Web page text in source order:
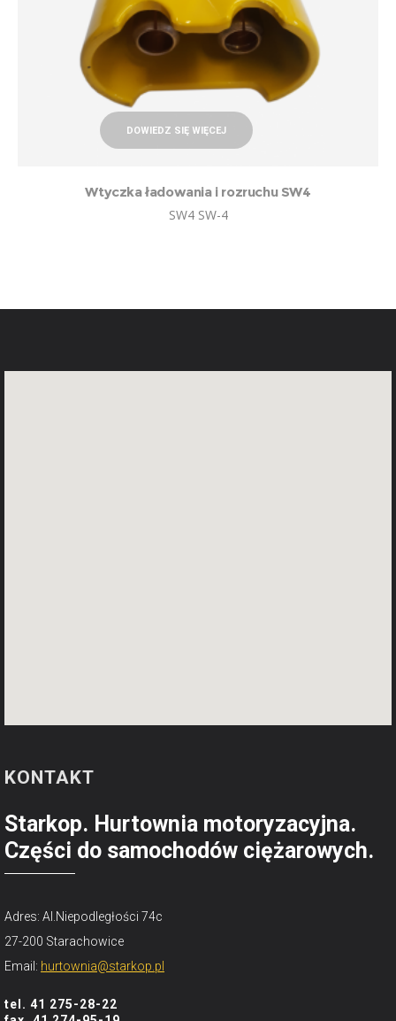
DOWIEDZ SIĘ WIĘCEJ
Wtyczka ładowania i rozruchu SW4
SW4 SW-4
KONTAKT
Starkop. Hurtownia motoryzacyjna.
Części do samochodów ciężarowych.
Adres: Al.Niepodległości 74c
27-200 Starachowice
Email: hurtownia@starkop.pl
tel. 41 275-28-22